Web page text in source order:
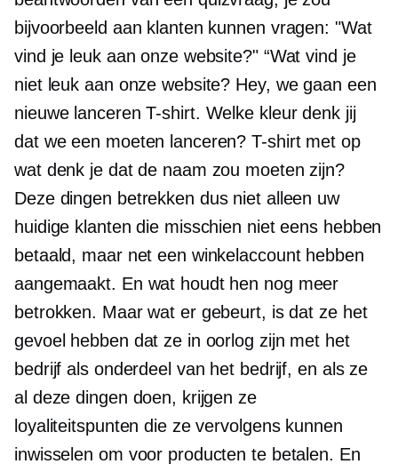
bijvoorbeeld aan klanten kunnen vragen: "Wat
vind je leuk aan onze website?" “Wat vind je
niet leuk aan onze website? Hey, we gaan een
nieuwe lancerenT-shirt. Welke kleur denk jij
dat we een moeten lanceren?T-shirtmet op
wat denk je dat de naam zou moeten zijn?
Deze dingen betrekken dus niet alleen uw
huidige klanten die misschien niet eens hebben
betaald, maar net een winkelaccount hebben
aangemaakt. En wat houdt hen nog meer
betrokken. Maar wat er gebeurt, is dat ze het
gevoel hebben dat ze in oorlog zijn met het
bedrijf als onderdeel van het bedrijf, en als ze
al deze dingen doen, krijgen ze
loyaliteitspunten die ze vervolgens kunnen
inwisselen om voor producten te betalen. En